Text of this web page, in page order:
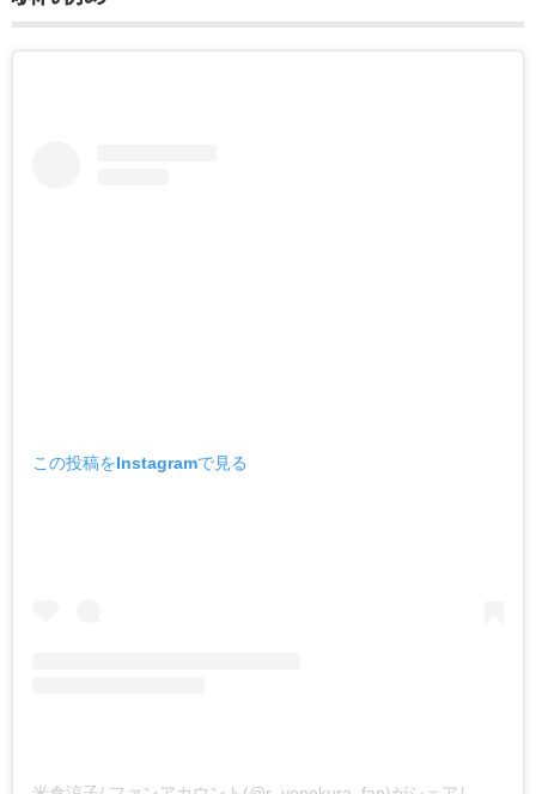
この投稿をInstagramで見る